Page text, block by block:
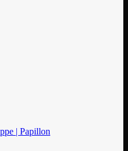
| Papillon